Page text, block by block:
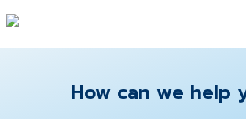
How can we help